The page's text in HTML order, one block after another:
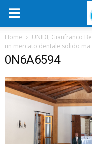
Home
UNIDI, Gianfranco
un mercato dentale solido ma
0N6A6594